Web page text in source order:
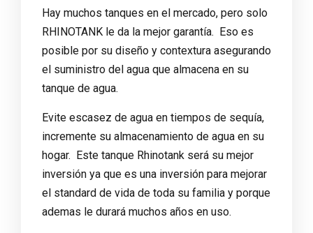
Hay muchos tanques en el mercado, pero solo
RHINOTANK le da la mejor garantía. Eso es
posible por su diseño y contextura asegurando
el suministro del agua que almacena en su
tanque de agua.
Evite escasez de agua en tiempos de sequía,
incremente su almacenamiento de agua en su
hogar. Este tanque Rhinotank será su mejor
inversión ya que es una inversión para mejorar
el standard de vida de toda su familia y porque
ademas le durará muchos años en uso.